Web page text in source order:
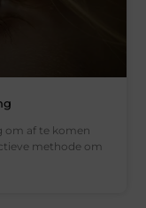
om af te komen
methode om